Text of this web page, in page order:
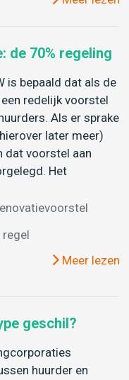
de 70% regeling
is bepaald dat als de
redelijk voorstel
Als er sprake
later meer)
dat voorstel aan
Het
regel
Meer lezen
geschil?
huurder en